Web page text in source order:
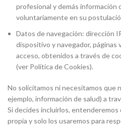
profesional y demás información
voluntariamente en su
Datos de navegación: dirección
dispositivo y navegador, páginas
acceso, obtenidos a través de
(ver Política de Cookies).
No solicitamos ni necesitamos que
ejemplo, información de salud) a
Si decides incluirlos, entenderemos
propia y solo los usaremos para